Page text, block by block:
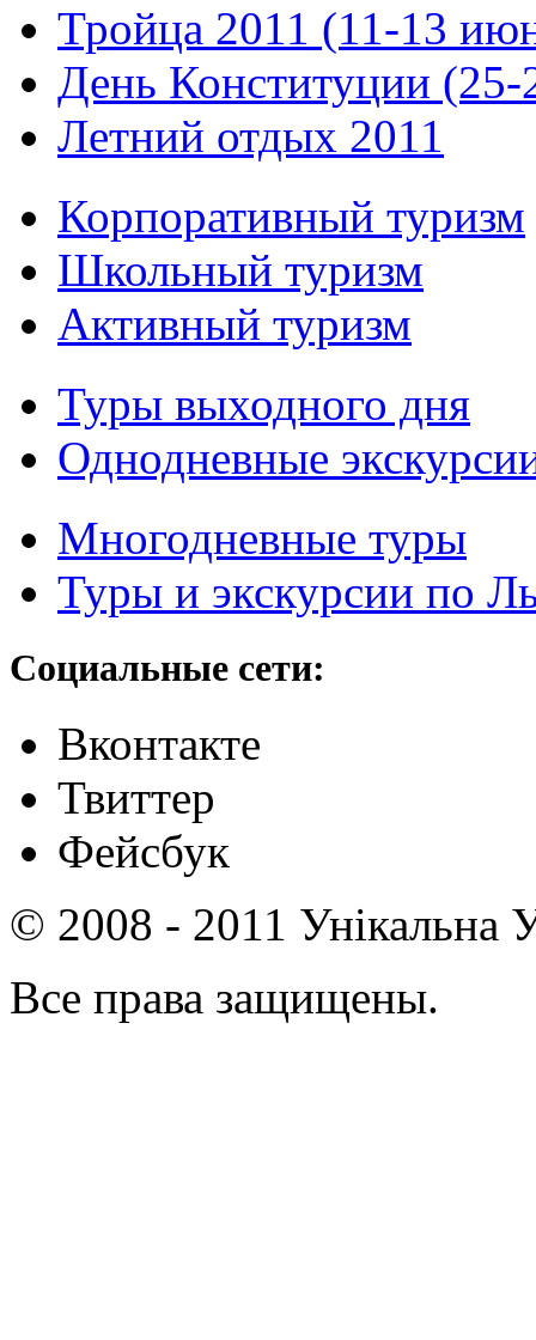
Тройца 2011 (11-13
День Конституции
Летний отдых 2011
Корпоративный туризм
Школьный туризм
Активный туризм
Туры выходного дня
Однодневные
Многодневные туры
Туры и экскурсии по
Социальные сети:
Вконтакте
Твиттер
Фейсбук
© 2008 - 2011 Унікальна
Все права защищены.